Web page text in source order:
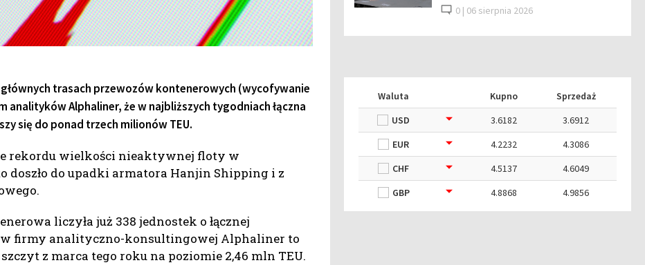
trasach przewozów kontenerowych (wycofywanie
Alphaliner, że w najbliższych tygodniach łączna
się do ponad trzech milionów TEU.
rekordu wielkości nieaktywnej floty w
doszło do upadki armatora Hanjin Shipping i z
liczyła już 338 jednostek o łącznej
firmy analityczno-konsultingowej Alphaliner to
z marca tego roku na poziomie 2,46 mln TEU.
0 | 06 sierpnia 2026
Waluta Kupno
Sprzedaż
USD
3.6182
3.6912
EUR
4.2232
4.3086
CHF
4.5137
4.6049
GBP
4.8868 4.9856